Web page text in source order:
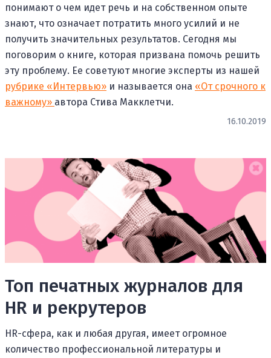
понимают о чем идет речь и на собственном опыте
знают, что означает потратить много усилий и не
получить значительных результатов. Сегодня мы
поговорим о книге, которая призвана помочь решить
эту проблему. Ее советуют многие эксперты из нашей
рубрике «Интервью» и называется она «От срочного к
важному» автора Стива Макклетчи.
16.10.2019
Топ печатных журналов для
HR и рекрутеров
HR-сфера, как и любая другая, имеет огромное
количество профессиональной литературы и